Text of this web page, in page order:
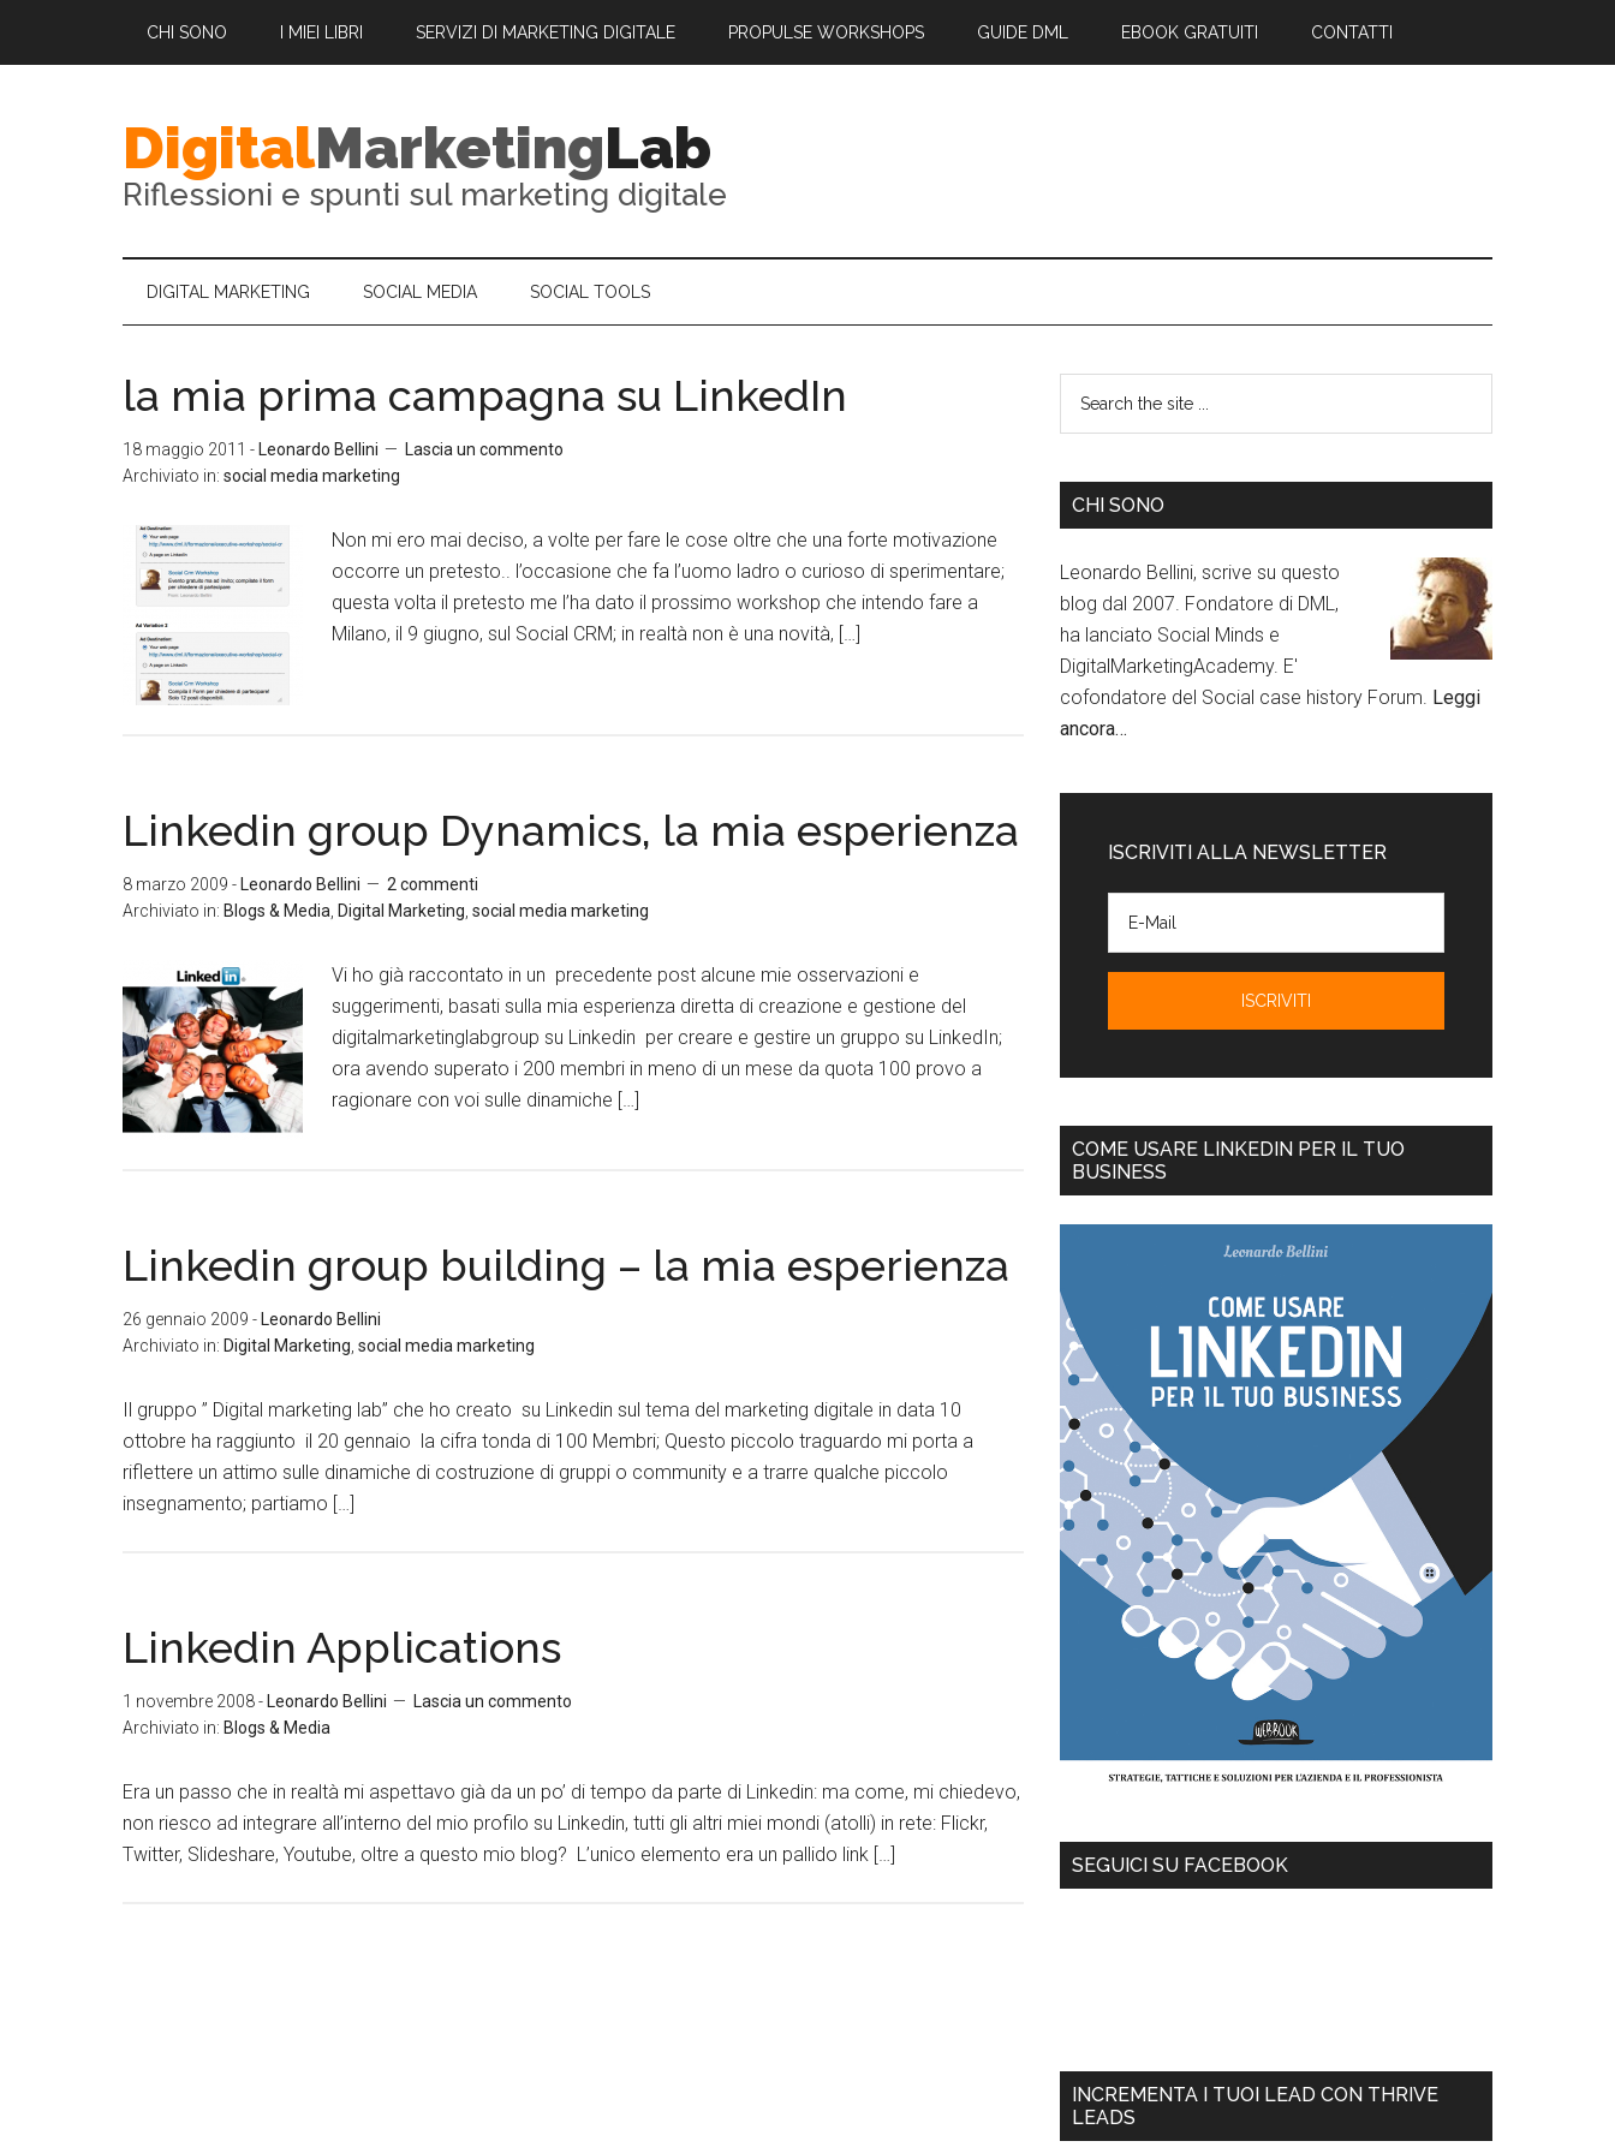
CHI SONO I MIEI LIBRI SERVIZI DI MARKETING DIGITALE PROPULSE WORKSHOPS GUIDE DML EBOOK GRATUITI CONTATTI
DigitalMarketingLab
Riflessioni e spunti sul marketing digitale
DIGITAL MARKETING SOCIAL MEDIA SOCIAL TOOLS
la mia prima campagna su LinkedIn
18 maggio 2011 - Leonardo Bellini
Lascia un commento
Archiviato in: social media marketing
Non mi ero mai deciso, a volte per fare le cose oltre che una forte motivazione
occorre un pretesto.. l’occasione che fa l’uomo ladro o curioso di sperimentare;
questa volta il pretesto me l’ha dato il prossimo workshop che intendo fare a
Milano, il 9 giugno, sul Social CRM; in realtà non è una novità, […]
Linkedin group Dynamics, la mia esperienza
8 marzo 2009 - Leonardo Bellini
2 commenti
Archiviato in: Blogs & Media Digital Marketing social media marketing
Vi ho già raccontato in un precedente post alcune mie osservazioni e
suggerimenti, basati sulla mia esperienza diretta di creazione e gestione del
digitalmarketinglabgroup su Linkedin per creare e gestire un gruppo su LinkedIn;
ora avendo superato i 200 membri in meno di un mese da quota 100 provo a
ragionare con voi sulle dinamiche […]
Linkedin group building – la mia esperienza
26 gennaio 2009 - Leonardo Bellini
Archiviato in: Digital Marketing social media marketing
Il gruppo ” Digital marketing lab” che ho creato su Linkedin sul tema del marketing digitale in data 10
ottobre ha raggiunto il 20 gennaio la cifra tonda di 100 Membri; Questo piccolo traguardo mi porta a
riflettere un attimo sulle dinamiche di costruzione di gruppi o community e a trarre qualche piccolo
insegnamento; partiamo […]
Linkedin Applications
1 novembre 2008- Leonardo Bellini
Lascia un commento
Archiviato in: Blogs & Media
Era un passo che in realtà mi aspettavo già da un po’ di tempo da parte di Linkedin: ma come, mi chiedevo,
non riesco ad integrare all’interno del mio profilo su Linkedin, tutti gli altri miei mondi (atolli) in rete: Flickr,
Twitter, Slideshare, Youtube, oltre a questo mio blog? L’unico elemento era un pallido link […]
CHI SONO
Leonardo Bellini, scrive su questo
blog dal 2007. Fondatore di DML,
ha lanciato Social Minds e
DigitalMarketingAcademy. E'
cofondatore del Social case history Forum. Leggi
ancora…
ISCRIVITI ALLA NEWSLETTER
COME USARE LINKEDIN PER IL TUO
BUSINESS
SEGUICI SU FACEBOOK
INCREMENTA I TUOI LEAD CON THRIVE
LEADS